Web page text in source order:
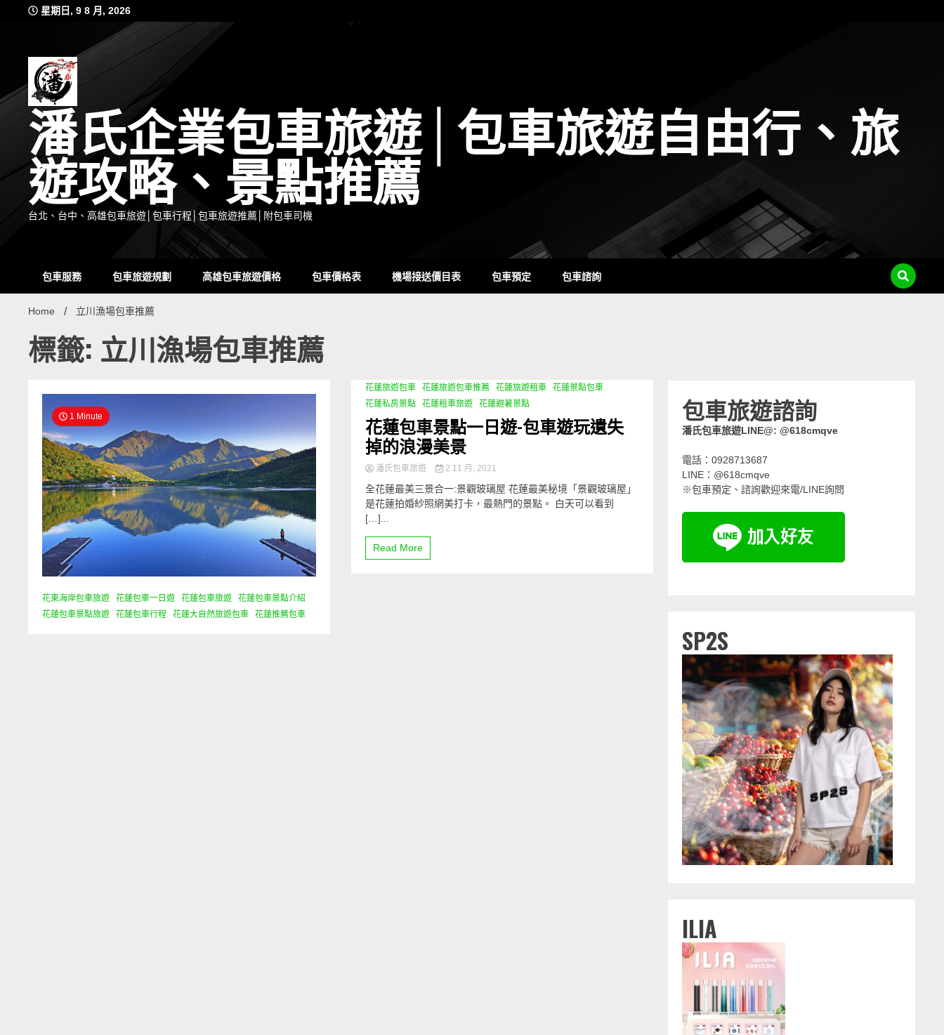
星期日, 9 8 月, 2026
潘氏企業包車旅遊│包車旅遊自由行、旅
遊攻略、景點推薦
台北、台中、高雄包車旅遊│包車行程│包車旅遊推薦│附包車司機
包車服務 包車旅遊規劃 高雄包車旅遊價格 包車價格表 機場接送價目表 包車預定 包車諮詢
Home 立川漁場包車推薦
標籤: 立川漁場包車推薦
1 Minute
花東海岸包車旅遊 花蓮包車一日遊 花蓮包車旅遊
花蓮包車景點介紹
花蓮包車景點旅遊
花蓮包車行程 花蓮大自然旅遊包車 花蓮推薦包車
花蓮旅遊包車 花蓮旅遊包車推薦 花蓮旅遊租車
花蓮景點包車
花蓮私房景點
花蓮租車旅遊 花蓮避暑景點
花蓮包車景點一日遊-包車遊玩遺失
掉的浪漫美景
潘氏包車旅遊 2 11 月, 2021
全花蓮最美三景合一:景觀玻璃屋 花蓮最美秘境「景觀玻璃屋」
是花蓮拍婚紗照網美打卡，最熱門的景點。 白天可以看到
[…]...
Read More
包車旅遊諮詢
潘氏包車旅遊LINE@: @618cmqve
電話：0928713687
LINE：@618cmqve
※包車預定、諮詢歡迎來電/LINE詢問
SP2S
ILIA